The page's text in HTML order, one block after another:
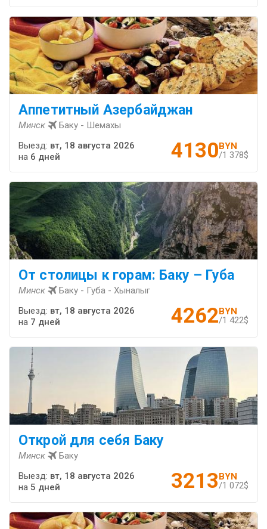
Аппетитный Азербайджан
Минск Баку - Шемахы
4130BYN
/1 378$
Выезд: вт, 18 августа 2026
на 6 дней
От столицы к горам: Баку – Губа
Минск Баку - Губа - Хыналыг
4262BYN
/1 422$
Выезд: вт, 18 августа 2026
на 7 дней
Открой для себя Баку
Минск Баку
3213BYN
/1 072$
Выезд: вт, 18 августа 2026
на 5 дней